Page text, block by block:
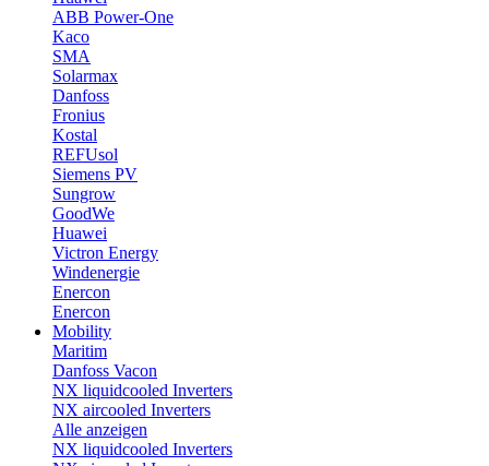
ABB Power-One
Kaco
SMA
Solarmax
Danfoss
Fronius
Kostal
REFUsol
Siemens PV
Sungrow
GoodWe
Huawei
Victron Energy
Windenergie
Enercon
Enercon
Mobility
Maritim
Danfoss Vacon
NX liquidcooled Inverters
NX aircooled Inverters
Alle anzeigen
NX liquidcooled Inverters